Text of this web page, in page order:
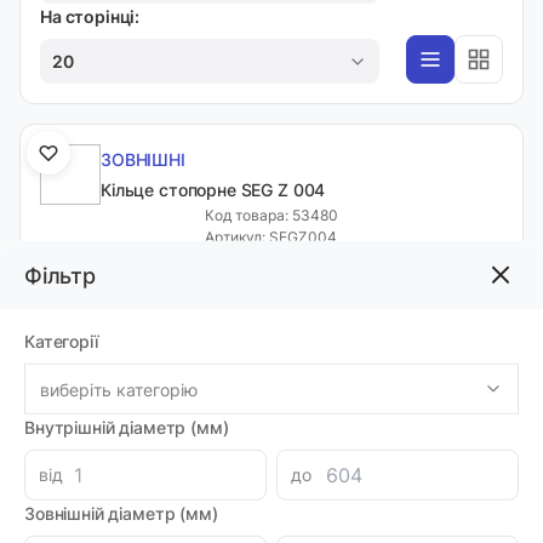
Фільтр
Категорії
виберіть категорію
Внутрішній діаметр (мм)
від
до
Зовнішній діаметр (мм)
На сторінці:
20
ЗОВНІШНІ
Кільце стопорне SEG Z 004
Код товара: 53480
Артикул: SEGZ004
ЗОВНІШНІ
Кільце стопорне SEG Z 005
Код товара: 53481
Артикул: SEGZ005
Луцьк: 64